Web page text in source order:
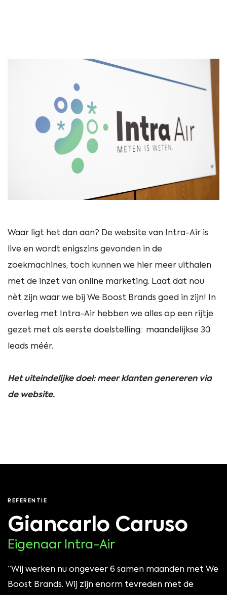
Waar ligt het dan aan? De website van Intra-Air is
live en wordt enigszins gevonden in de
zoekmachines, toch kunnen we hier meer uithalen
met de inzet van online marketing. Laat dat nou
nèt zijn waar we bij We Boost Brands goed in zijn! In
overleg met Intra-Air hebben we alles op een rijtje
gezet met als eerste doelstelling: maandelijkse 30
leads méér.
Het uiteindelijke doel: meer klanten genereren via
de website.
REFERENTIE
Giancarlo Caruso
Eigenaar Intra-Air
“Wij werken nu ongeveer 6 samen maanden met We
Boost Brands. Wij zijn enorm tevreden met de